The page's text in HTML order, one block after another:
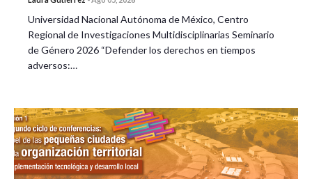
Miércoles 5
1.1.El vínculo entre la reconstrucción de trayectorias y
de estrategias de reproducción social en la propuesta
bourdeana
Universidad Nacional Autónoma de México, Centro
Regional de Investigaciones Multidisciplinarias Seminario
de Género 2026 “Defender los derechos en tiempos
adversos:…